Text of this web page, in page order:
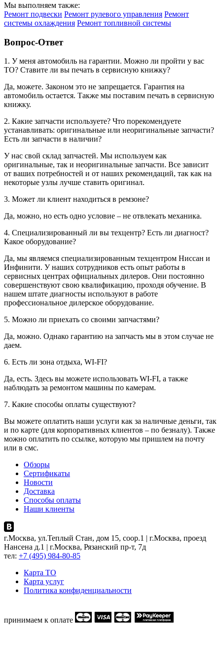
Мы выполняем также:
Ремонт подвески Ремонт рулевого управления Ремонт
системы охлаждения Ремонт топливной системы
Вопрос-Ответ
1. У меня автомобиль на гарантии. Можно ли пройти у вас
ТО? Ставите ли вы печать в сервисную книжку?
Да, можете. Законом это не запрещается. Гарантия на
автомобиль остается. Также мы поставим печать в сервисную
книжку.
2. Какие запчасти используете? Что порекомендуете
устанавливать: оригинальные или неоригинальные запчасти?
Есть ли запчасти в наличии?
У нас свой склад запчастей. Мы используем как
оригинальные, так и неоригинальные запчасти. Все зависит
от ваших потребностей и от наших рекомендаций, так как на
некоторые узлы лучше ставить оригинал.
3. Может ли клиент находиться в ремзоне?
Да, можно, но есть одно условие – не отвлекать механика.
4. Специализированный ли вы техцентр? Есть ли диагност?
Какое оборудование?
Да, мы являемся специализированным техцентром Ниссан и
Инфинити. У наших сотрудников есть опыт работы в
сервисных центрах официальных дилеров. Они постоянно
совершенствуют свою квалификацию, проходя обучение. В
нашем штате диагносты используют в работе
профессиональное дилерское оборудование.
5. Можно ли приехать со своими запчастями?
Да, можно. Однако гарантию на запчасть мы в этом случае не
даем.
6. Есть ли зона отдыха, WI-FI?
Да, есть. Здесь вы можете использовать WI-FI, а также
наблюдать за ремонтом машины по камерам.
7. Какие способы оплаты существуют?
Вы можете оплатить наши услуги как за наличные деньги, так
и по карте (для корпоративных клиентов – по безналу). Также
можно оплатить по ссылке, которую мы пришлем на почту
или в смс.
Обзоры
Сертификаты
Новости
Доставка
Способы оплаты
Наши клиенты
г.Москва, ул.Теплый Стан, дом 15, соор.1 | г.Москва, проезд
Нансена д.1 | г.Москва, Рязанский пр-т, 7д
тел: +7 (495) 984-80-85
Карта ТO
Карта услуг
Политика конфиденциальности
принимаем к оплате